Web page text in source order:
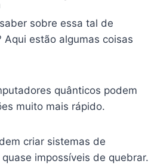
sobre essa tal de
Aqui estão algumas coisas
quânticos podem
muito mais rápido.
criar sistemas de
impossíveis de quebrar.